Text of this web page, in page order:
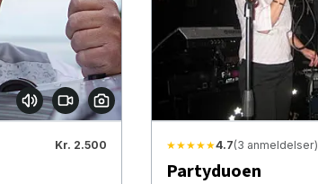
Kr. 2.500 ★★★★★4.7(3 anmeldelser)
Partyduoen